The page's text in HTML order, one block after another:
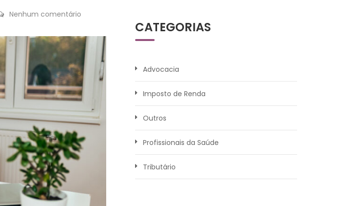
Nenhum comentário
CATEGORIAS
Advocacia
Imposto de Renda
Outros
Profissionais da Saúde
Tributário